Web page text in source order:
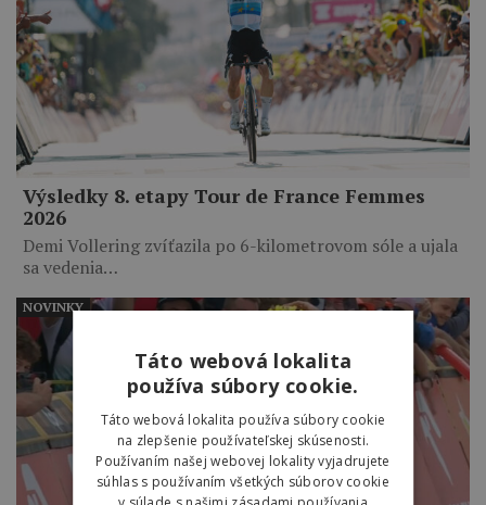
Výsledky 8. etapy Tour de France Femmes
2026
Demi Vollering zvíťazila po 6-kilometrovom sóle a ujala
sa vedenia…
NOVINKY
Táto webová lokalita
používa súbory cookie.
Táto webová lokalita používa súbory cookie
na zlepšenie používateľskej skúsenosti.
Používaním našej webovej lokality vyjadrujete
súhlas s používaním všetkých súborov cookie